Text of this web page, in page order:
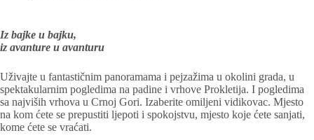
Iz bajke u bajku,
iz avanture u avanturu
Uživajte u fantastičnim panoramama i pejzažima u okolini grada, u
spektakularnim pogledima na padine i vrhove Prokletija. I pogledima
sa najviših vrhova u Crnoj Gori. Izaberite omiljeni vidikovac. Mjesto
na kom ćete se prepustiti ljepoti i spokojstvu, mjesto koje ćete sanjati,
kome ćete se vraćati.